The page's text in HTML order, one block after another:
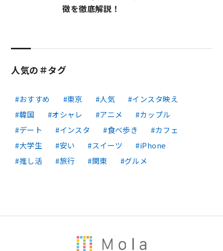
徴を徹底解説！
人気の＃タグ
おすすめ 東京 人気
インスタ映え
韓国
オシャレ アニメ
カップル
デート
インスタ 食べ歩き
カフェ
大学生
安い スイーツ
iPhone
推し活
旅行 関東 グルメ